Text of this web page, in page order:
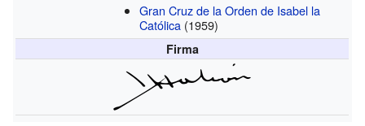
Gran Cruz de la Orden de Isabel la
Católica (1959)
Firma